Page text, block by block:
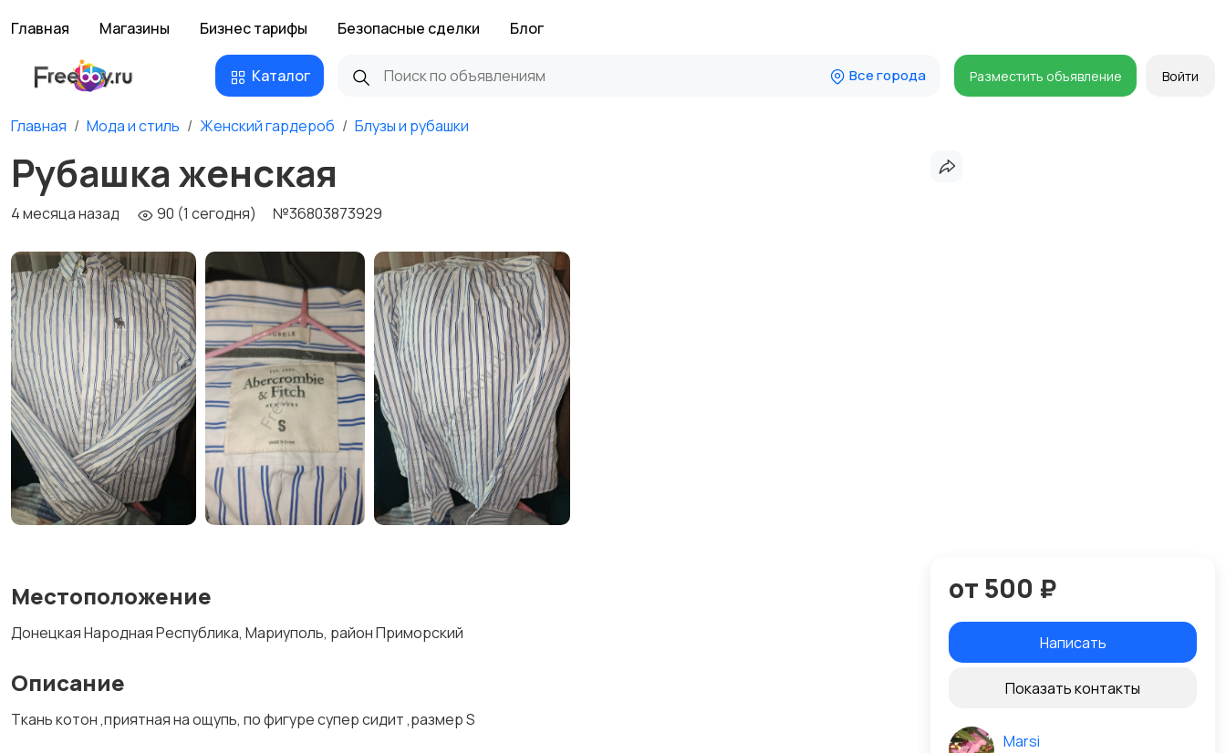
Главная Магазины Бизнес тарифы Безопасные сделки Блог
Каталог Все города Разместить объявление Войти
Главная Мода и стиль Женский гардероб Блузы и рубашки
Рубашка женская
4 месяца назад 90 (1 сегодня) №36803873929
Местоположение
Донецкая Народная Республика, Мариуполь, район Приморский
Описание
Ткань котон ,приятная на ощупь, по фигуре супер сидит ,размер S
от 500 ₽
Написать
Показать контакты
Marsi